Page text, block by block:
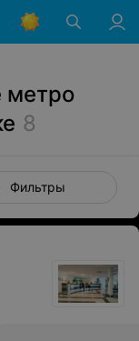
метро
8
Фильтры